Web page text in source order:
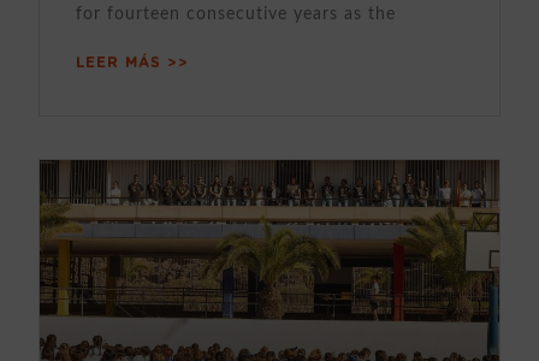
for fourteen consecutive years as the
LEER MÁS >>